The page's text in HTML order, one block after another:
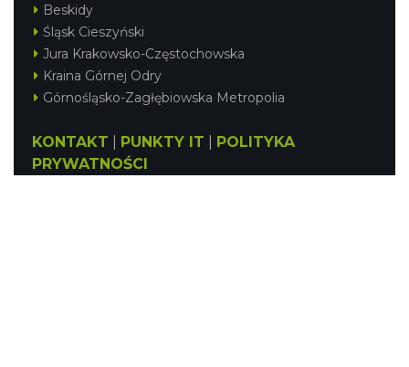
Beskidy
Śląsk Cieszyński
Jura Krakowsko-Częstochowska
Kraina Górnej Odry
Górnośląsko-Zagłębiowska Metropolia
KONTAKT PUNKTY IT
POLITYKA
PRYWATNOŚCI